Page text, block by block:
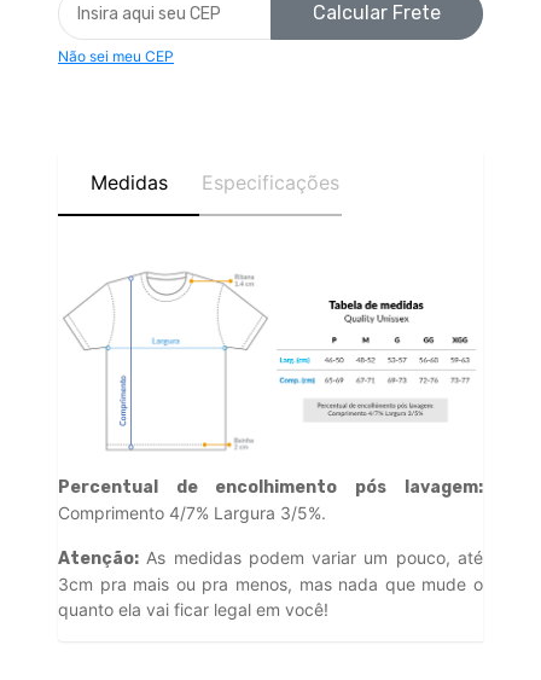
Calcular Frete
Não sei meu CEP
Medidas Especificações
Percentual de encolhimento pós lavagem:
Comprimento 4/7% Largura 3/5%.
Atenção: As medidas podem variar um pouco, até
3cm pra mais ou pra menos, mas nada que mude o
quanto ela vai ficar legal em você!